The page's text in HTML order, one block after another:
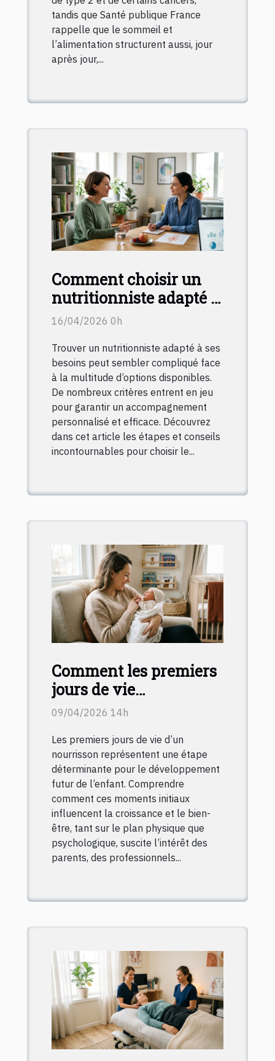
tandis que Santé publique France
rappelle que le sommeil et
l’alimentation structurent aussi, jour
après jour,...
Comment choisir un
nutritionniste adapté à
vos besoins spécifiques
16/04/2026 0h
Trouver un nutritionniste adapté à ses
besoins peut sembler compliqué face
à la multitude d’options disponibles.
De nombreux critères entrent en jeu
pour garantir un accompagnement
personnalisé et efficace. Découvrez
dans cet article les étapes et conseils
incontournables pour choisir le...
Comment les premiers
jours de vie
influencent-ils le
infantile ?
09/04/2026 14h
Les premiers jours de vie d’un
nourrisson représentent une étape
déterminante pour le développement
futur de l’enfant. Comprendre
comment ces moments initiaux
influencent la croissance et le bien-
être, tant sur le plan physique que
psychologique, suscite l’intérêt des
parents, des professionnels...